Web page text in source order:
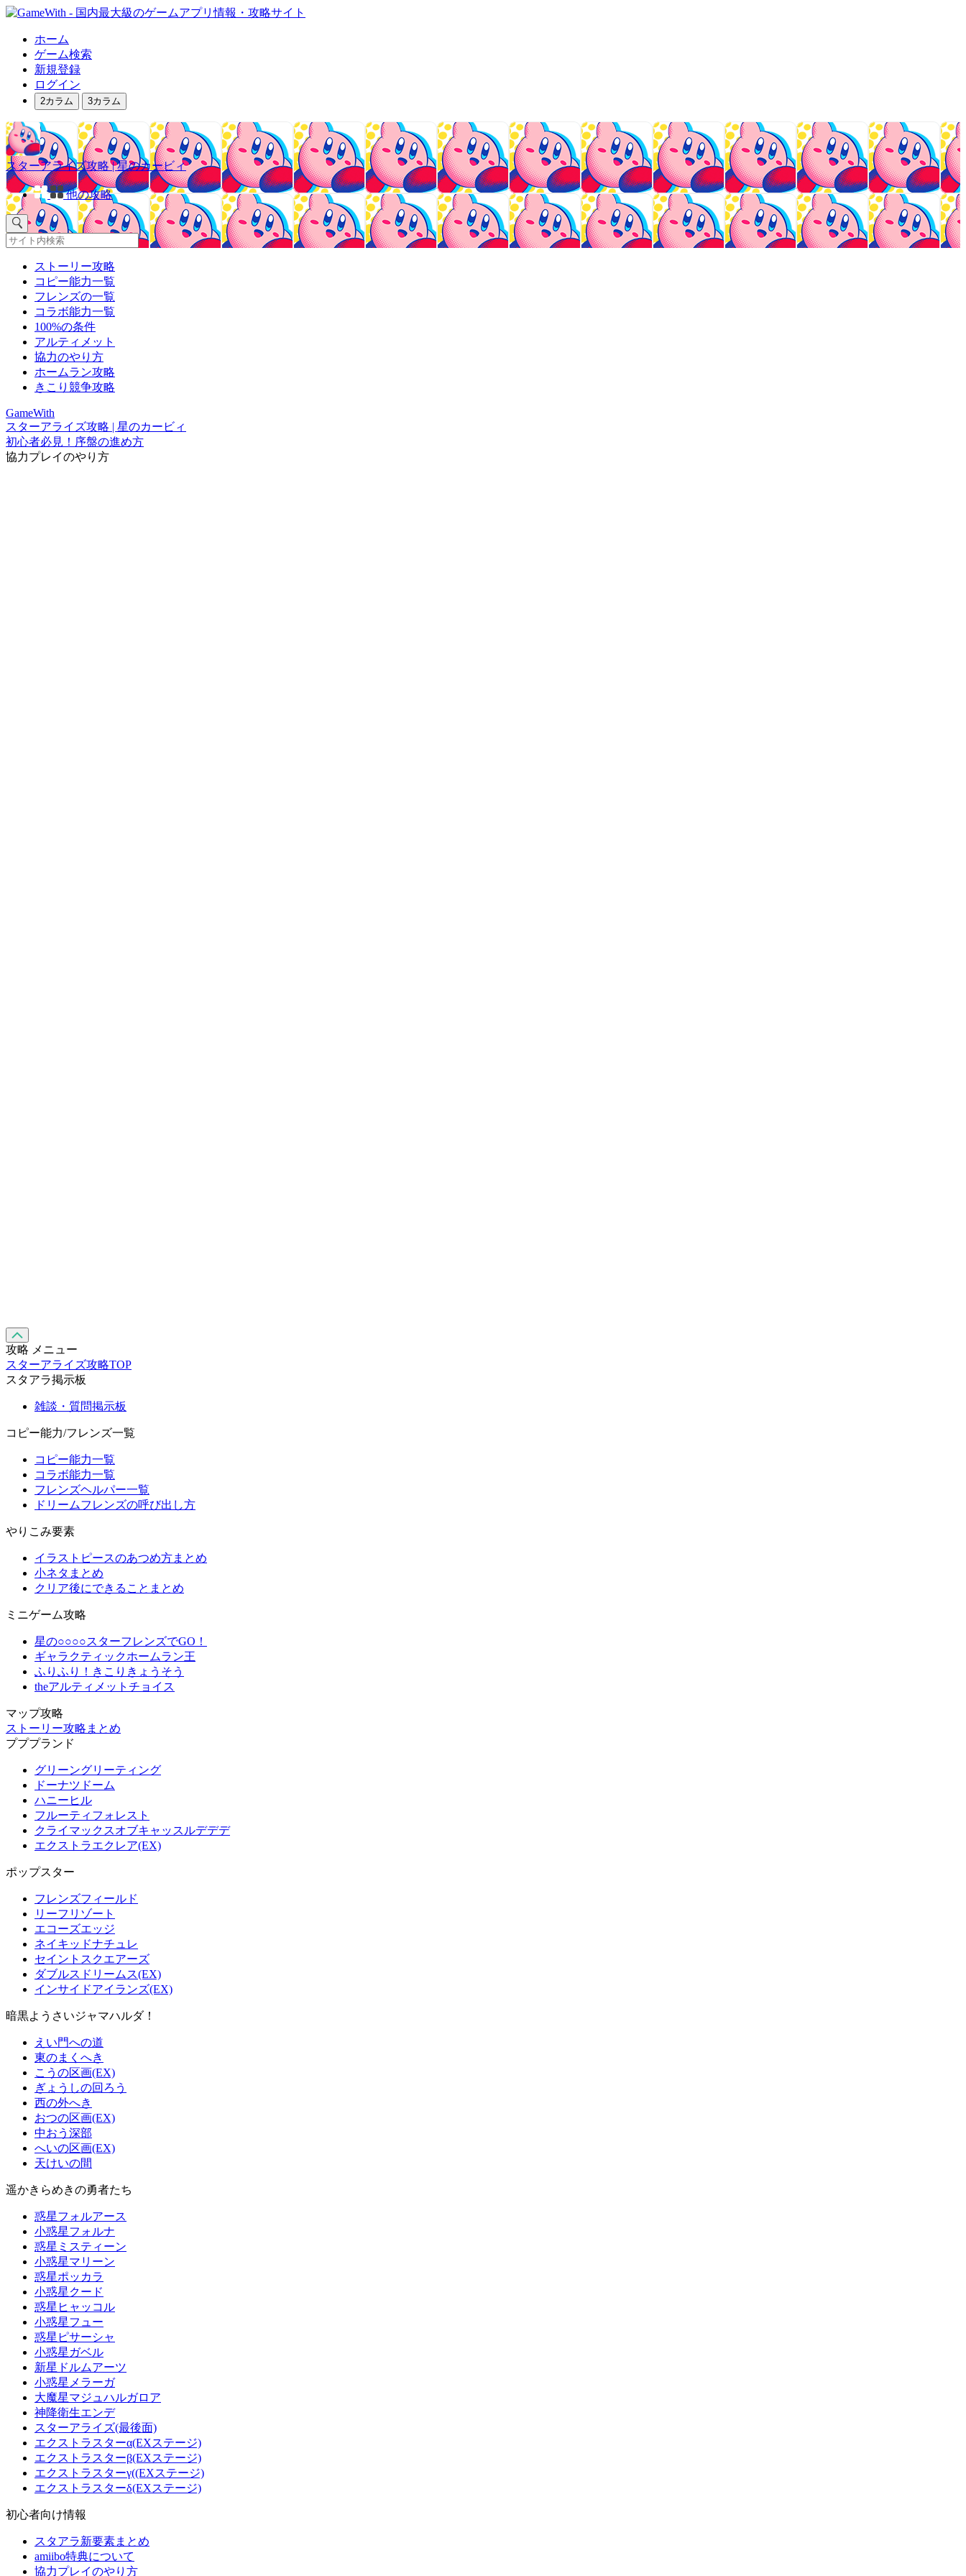
ホーム
ゲーム検索
新規登録
ログイン
2カラム 3カラム
スターアライズ攻略 | 星のカービィ
他の攻略
ストーリー攻略
コピー能力一覧
フレンズの一覧
コラボ能力一覧
100%の条件
アルティメット
協力のやり方
ホームラン攻略
きこり競争攻略
GameWith
スターアライズ攻略 | 星のカービィ
初心者必見！序盤の進め方
協力プレイのやり方
攻略 メニュー
スターアライズ攻略TOP
スタアラ掲示板
雑談・質問掲示板
コピー能力/フレンズ一覧
コピー能力一覧
コラボ能力一覧
フレンズヘルパー一覧
ドリームフレンズの呼び出し方
やりこみ要素
イラストピースのあつめ方まとめ
小ネタまとめ
クリア後にできることまとめ
ミニゲーム攻略
星の○○○○スターフレンズでGO！
ギャラクティックホームラン王
ふりふり！きこりきょうそう
theアルティメットチョイス
マップ攻略
ストーリー攻略まとめ
プププランド
グリーングリーティング
ドーナツドーム
ハニーヒル
フルーティフォレスト
クライマックスオブキャッスルデデデ
エクストラエクレア(EX)
ポップスター
フレンズフィールド
リーフリゾート
エコーズエッジ
ネイキッドナチュレ
セイントスクエアーズ
ダブルスドリームス(EX)
インサイドアイランズ(EX)
暗黒ようさいジャマハルダ！
えい門への道
東のまくへき
こうの区画(EX)
ぎょうしの回ろう
西の外へき
おつの区画(EX)
中おう深部
へいの区画(EX)
天けいの間
遥かきらめきの勇者たち
惑星フォルアース
小惑星フォルナ
惑星ミスティーン
小惑星マリーン
惑星ポッカラ
小惑星クード
惑星ヒャッコル
小惑星フュー
惑星ピサーシャ
小惑星ガベル
新星ドルムアーツ
小惑星メラーガ
大魔星マジュハルガロア
神降衛生エンデ
スターアライズ(最後面)
エクストラスターα(EXステージ)
エクストラスターβ(EXステージ)
エクストラスターγ((EXステージ)
エクストラスターδ(EXステージ)
初心者向け情報
スタアラ新要素まとめ
amiibo特典について
協力プレイのやり方